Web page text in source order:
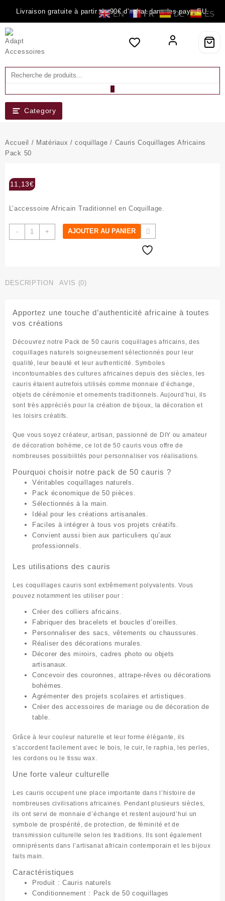
content
Livraison gratuite à partir de 90€ d'achat dans les pays EU.
Category
Accueil / Matériaux /coquillage / Cauris Coquillages Africains
Pack 50
11,13€
L’accessoire Africain Traditionnel en Coquillage.
-
quantité
de
Pack
+ AJOUTER AU PANIER
DESCRIPTION AVIS (0)
Apportez une touche d’authenticité africaine à toutes
vos créations
Découvrez notre Pack de 50 cauris coquillages africains, des
coquillages naturels soigneusement sélectionnés pour leur
qualité, leur beauté et leur authenticité. Symboles
incontournables des cultures africaines depuis des siècles, les
cauris étaient autrefois utilisés comme monnaie d’échange,
objets de cérémonie et ornements traditionnels. Aujourd’hui, ils
sont très appréciés pour la création de bijoux, la décoration et
les loisirs créatifs.
Que vous soyez créateur, artisan, passionné de DIY ou amateur
de décoration bohème, ce lot de 50 cauris vous offre de
nombreuses possibilités pour personnaliser vos réalisations.
Pourquoi choisir notre pack de 50 cauris ?
Véritables coquillages naturels.
Pack économique de 50 pièces.
Sélectionnés à la main.
Idéal pour les créations artisanales.
Faciles à intégrer à tous vos projets créatifs.
Convient aussi bien aux particuliers qu’aux
professionnels.
Les utilisations des cauris
Les coquillages cauris sont extrêmement polyvalents. Vous
pouvez notamment les utiliser pour :
Créer des colliers africains.
Fabriquer des bracelets et boucles d’oreilles.
Personnaliser des sacs, vêtements ou chaussures.
Réaliser des décorations murales.
Décorer des miroirs, cadres photo ou objets
artisanaux.
Concevoir des couronnes, attrape-rêves ou décorations
bohèmes.
Agrémenter des projets scolaires et artistiques.
Créer des accessoires de mariage ou de décoration de
table.
Grâce à leur couleur naturelle et leur forme élégante, ils
s’accordent facilement avec le bois, le cuir, le raphia, les perles,
les cordons ou le tissu wax.
Une forte valeur culturelle
Les cauris occupent une place importante dans l’histoire de
nombreuses civilisations africaines. Pendant plusieurs siècles,
ils ont servi de monnaie d’échange et restent aujourd’hui un
symbole de prospérité, de protection, de féminité et de
transmission culturelle selon les traditions. Ils sont également
omniprésents dans l’artisanat africain contemporain et les bijoux
faits main.
Caractéristiques
Produit : Cauris naturels
Conditionnement : Pack de 50 coquillages
EN FR DE ES